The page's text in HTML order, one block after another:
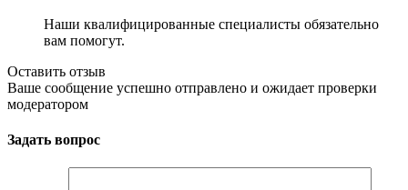
Наши квалифицированные специалисты обязательно
вам помогут.
Оставить отзыв
Ваше сообщение успешно отправлено и ожидает проверки
модератором
Задать вопрос